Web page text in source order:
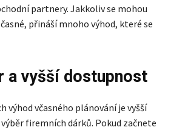
partnery. Jakkoliv se mohou
přináší mnoho výhod, které se
a vyšší dostupnost
výhod včasného plánování je vyšší
firemních dárků. Pokud začnete